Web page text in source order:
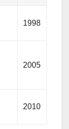
1998
2005
2010